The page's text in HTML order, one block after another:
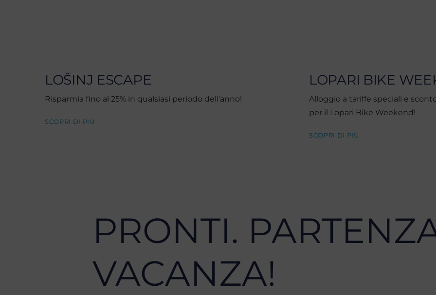
LOŠINJ ESCAPE
Risparmia fino al 25% in qualsiasi periodo dell'anno!
SCOPRI DI PIÙ
LOPARI BIKE
Alloggio a tariffe speciali e
per il Lopari Bike Weekend!
SCOPRI DI PIÙ
PRONTI.
VACANZA!